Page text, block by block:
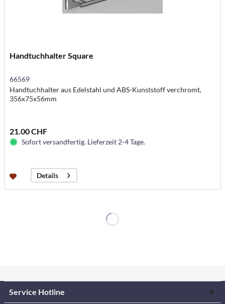
Handtuchhalter Square
66569
Handtuchhalter aus Edelstahl und ABS-Kunststoff verchromt,
356x75x56mm
21.00 CHF
Sofort versandfertig. Lieferzeit 2-4 Tage.
Details
Service Hotline